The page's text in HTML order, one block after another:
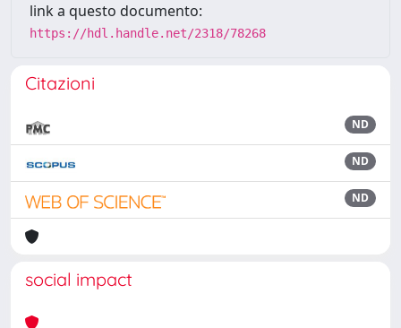
link a questo documento:
https://hdl.handle.net/2318/78268
Citazioni
ND
ND
ND
social impact